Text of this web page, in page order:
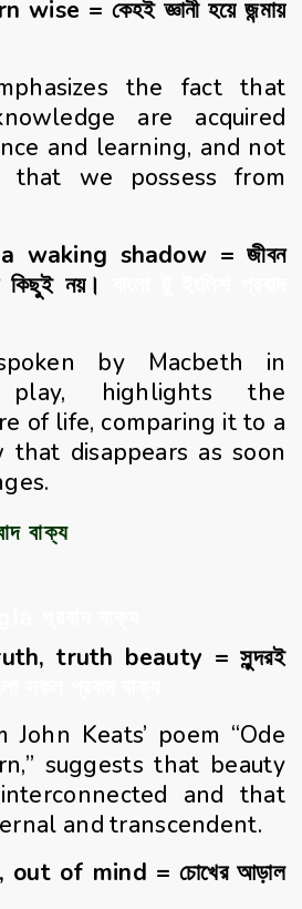
= কেহই জ্ঞানী হয়ে জন্মায়
the fact that
are acquired
and learning, and not
that we possess from
waking shadow = জীবন
কিছুই নয়।
by Macbeth in
play, highlights the
of life, comparing it to a
disappears as soon
বাক্য
truth beauty = সুন্দরই
Keats’ poem “Ode
suggests that beauty
and that
and transcendent.
of mind = চোখের আড়াল